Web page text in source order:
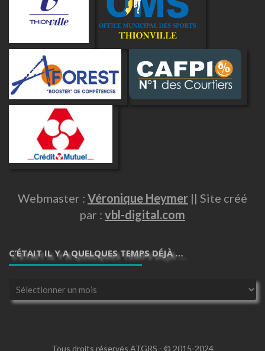
Webmaster : Véronique Heymer || Site créé
par : vbl-digital.com
C’ÉTAIT IL Y A QUELQUES TEMPS DÉJÀ …
Tous droits réservés ATGRS - © 2015-2024